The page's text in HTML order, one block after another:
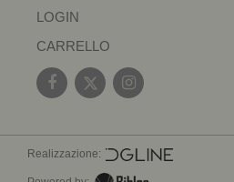
LOGIN
CARRELLO
Realizzazione: